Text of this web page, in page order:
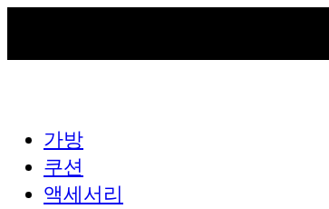
가방
쿠션
액세서리